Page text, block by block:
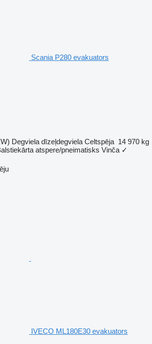
Scania P280 evakuators
Degviela dīzeļdegviela Celtspēja 14 970 kg
atspere/pneimatisks Vinča ✓
IVECO ML180E30 evakuators